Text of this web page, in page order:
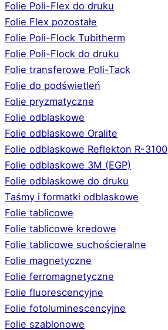
Folie Poli-Flex do druku
Folie Flex pozostałe
Folie Poli-Flock Tubitherm
Folie Poli-Flock do druku
Folie transferowe Poli-Tack
Folie do podświetleń
Folie pryzmatyczne
Folie odblaskowe
Folie odblaskowe Oralite
Folie odblaskowe Reflekton R-3100
Folie odblaskowe 3M (EGP)
Folie odblaskowe do druku
Taśmy i formatki odblaskowe
Folie tablicowe
Folie tablicowe kredowe
Folie tablicowe suchościeralne
Folie magnetyczne
Folie ferromagnetyczne
Folie fluorescencyjne
Folie fotoluminescencyjne
Folie szablonowe